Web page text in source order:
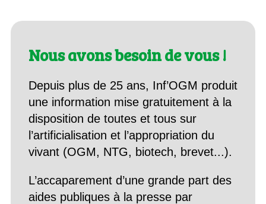
Nous avons besoin de vous !
Depuis plus de 25 ans, Inf’OGM produit
une information mise gratuitement à la
disposition de toutes et tous sur
l’artificialisation et l’appropriation du
vivant (OGM, NTG, biotech, brevet...).
L’accaparement d’une grande part des
aides publiques à la presse par